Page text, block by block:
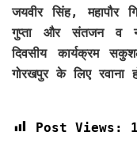
जयवीर सिंह, महापौर
गुप्ता और संतजन व
दिवसीय कार्यक्रम
गोरखपुर के लिए रवाना
Post Views: